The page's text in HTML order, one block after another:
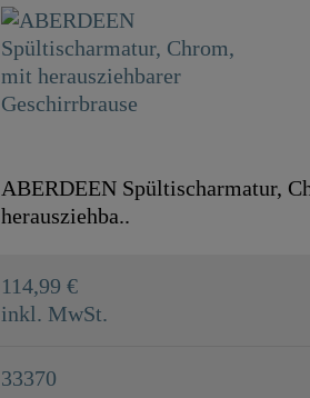
ABERDEEN Spültischarmatur,
herausziehba..
114,99 €
inkl. MwSt.
33370